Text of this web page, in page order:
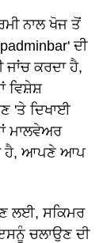
ਨਾਲ ਖੋਜ ਤੋਂ
ਦੀ
ਕਰਦਾ ਹੈ,
ਵਿਸ਼ੇਸ਼
'ਤੇ ਦਿਖਾਈ
ਮਾਲਵੇਅਰ
ਹੈ, ਆਪਣੇ ਆਪ
ਲਈ, ਸਕਿਮਰ
ਚਲਾਉਣ ਦੀ